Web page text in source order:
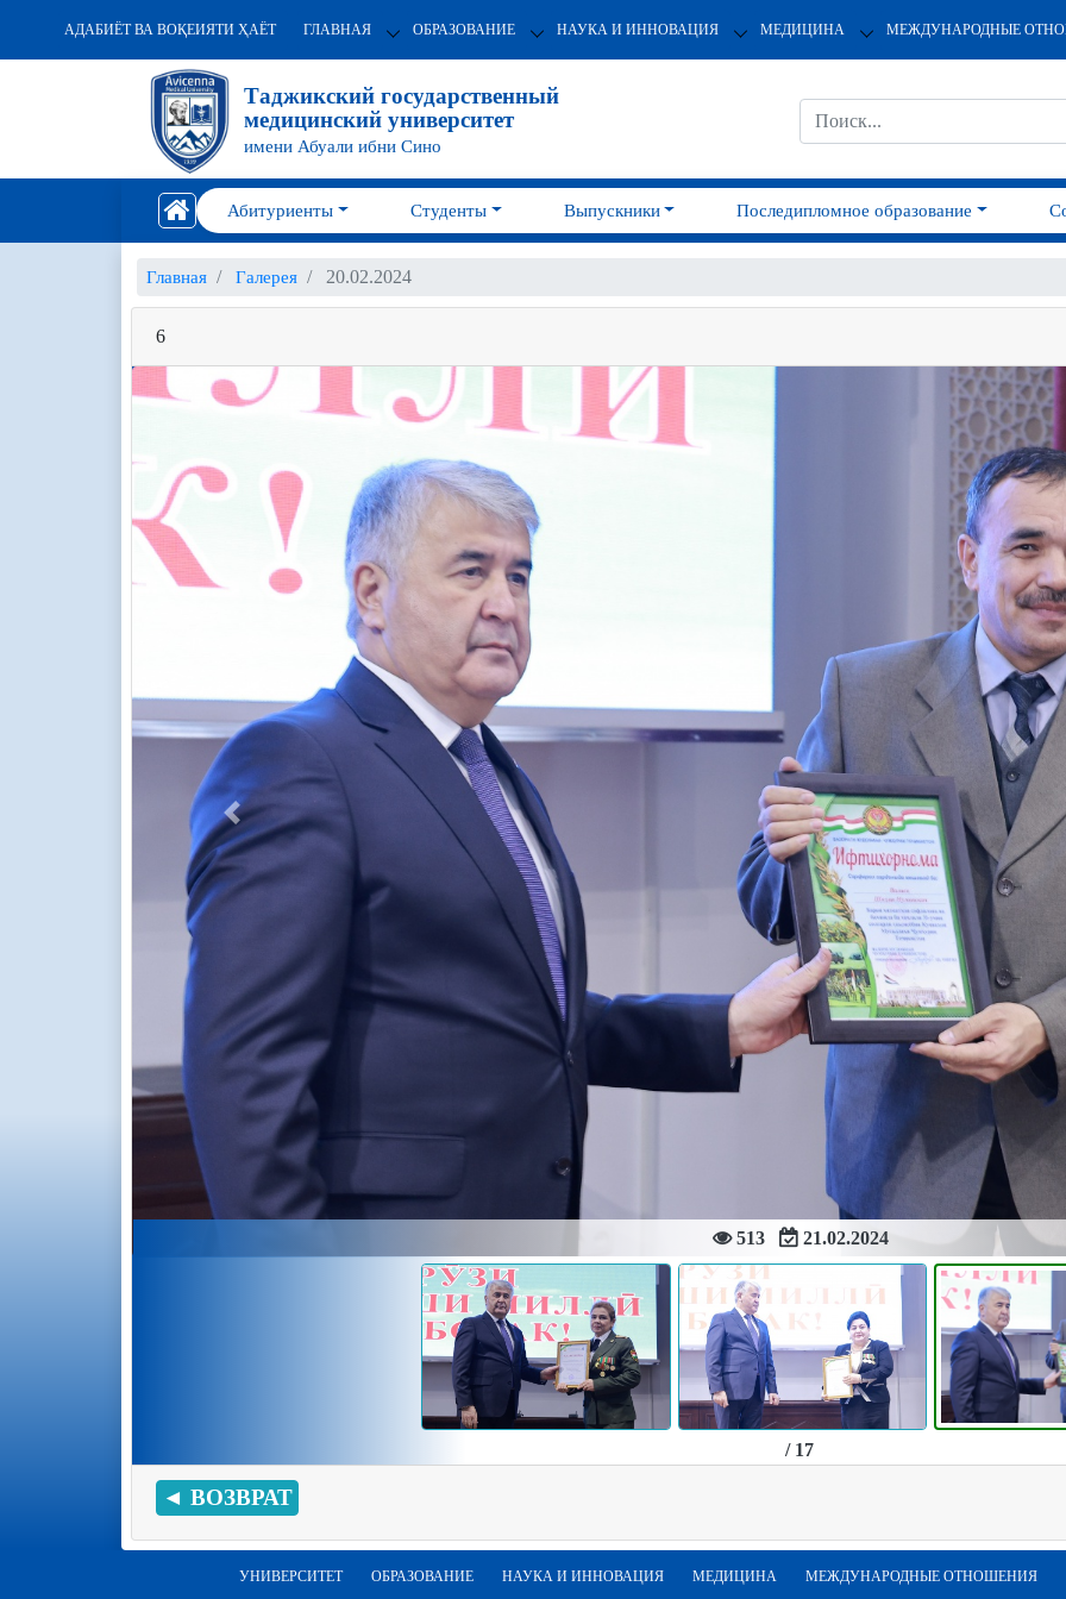
АДАБИЁТ ВА ВОҚЕИЯТИ ҲАЁТ ГЛАВНАЯ ОБРАЗОВАНИЕ НАУКА И ИННОВАЦИЯ МЕДИЦИНА МЕЖДУНАРОДНЫЕ
Таджикский государственный
медицинский университет
имени Абуали ибни Сино
Абитуриенты Студенты Выпускники Последипломное образование
Главная Галерея 20.02.2024
6
513 21.02.2024
Previous
/ 17
◄ ВОЗВРАТ
УНИВЕРСИТЕТ ОБРАЗОВАНИЕ НАУКА И ИННОВАЦИЯ МЕДИЦИНА МЕЖДУНАРОДНЫЕ ОТНОШЕНИЯ